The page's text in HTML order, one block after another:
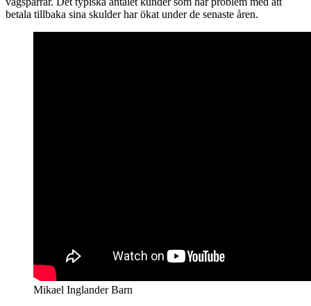
betala tillbaka sina skulder har ökat under de senaste åren.
Mikael Inglander Barn